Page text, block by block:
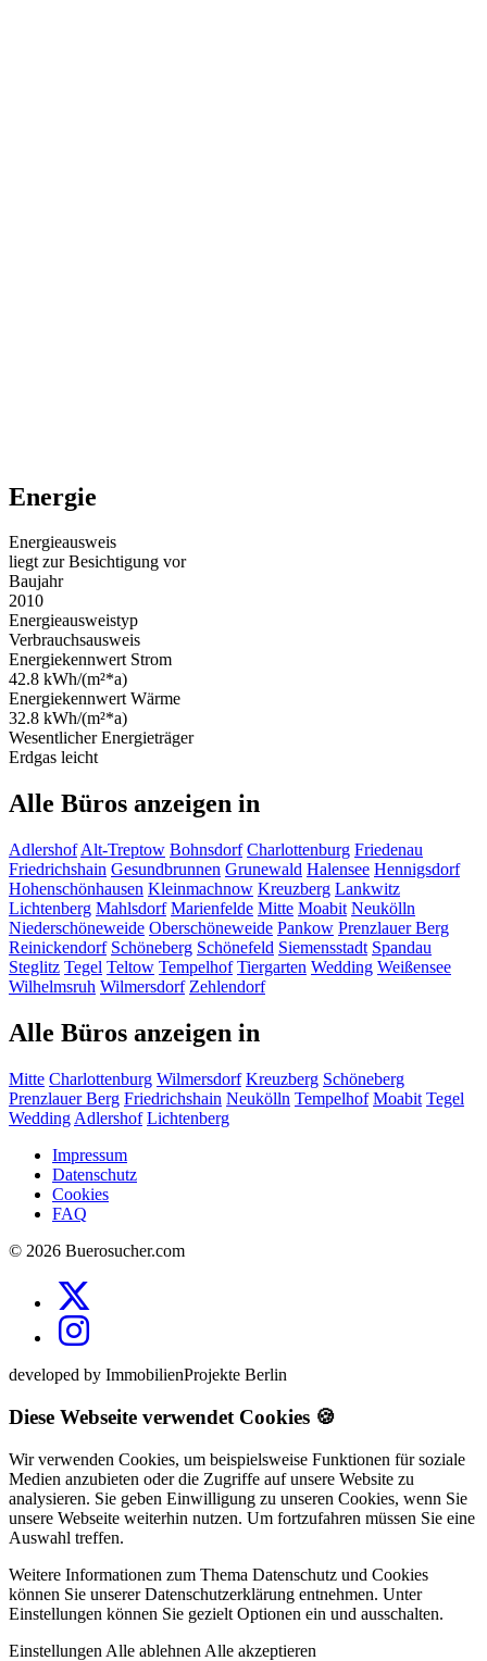
Energie
Energieausweis
liegt zur Besichtigung vor
Baujahr
2010
Energieausweistyp
Verbrauchsausweis
Energiekennwert Strom
42.8 kWh/(m²*a)
Energiekennwert Wärme
32.8 kWh/(m²*a)
Wesentlicher Energieträger
Erdgas leicht
Alle Büros anzeigen in
Adlershof Alt-Treptow Bohnsdorf Charlottenburg Friedenau
Friedrichshain Gesundbrunnen Grunewald Halensee Hennigsdorf
Hohenschönhausen Kleinmachnow Kreuzberg Lankwitz
Lichtenberg Mahlsdorf Marienfelde Mitte Moabit Neukölln
Niederschöneweide Oberschöneweide Pankow Prenzlauer Berg
Reinickendorf Schöneberg Schönefeld Siemensstadt Spandau
Steglitz Tegel Teltow Tempelhof Tiergarten Wedding Weißensee
Wilhelmsruh Wilmersdorf Zehlendorf
Alle Büros anzeigen in
Mitte Charlottenburg Wilmersdorf Kreuzberg Schöneberg
Prenzlauer Berg Friedrichshain Neukölln Tempelhof Moabit Tegel
Wedding Adlershof Lichtenberg
Impressum
Datenschutz
Cookies
FAQ
© 2026 Buerosucher.com
developed by ImmobilienProjekte Berlin
Diese Webseite verwendet Cookies 🍪
Wir verwenden Cookies, um beispielsweise Funktionen für soziale
Medien anzubieten oder die Zugriffe auf unsere Website zu
analysieren. Sie geben Einwilligung zu unseren Cookies, wenn Sie
unsere Webseite weiterhin nutzen. Um fortzufahren müssen Sie eine
Auswahl treffen.
Weitere Informationen zum Thema Datenschutz und Cookies
können Sie unserer Datenschutzerklärung entnehmen. Unter
Einstellungen können Sie gezielt Optionen ein und ausschalten.
Einstellungen Alle ablehnen Alle akzeptieren